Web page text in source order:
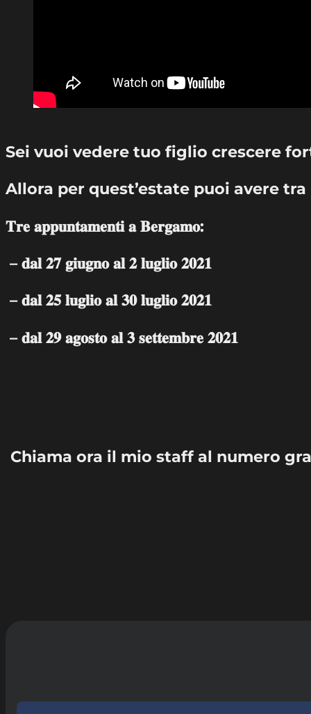
Sei vuoi vedere tuo figlio crescere
Allora per quest’estate puoi avere tra le
𝐓𝐫𝐞 𝐚𝐩𝐩𝐮𝐧𝐭𝐚𝐦𝐞𝐧𝐭𝐢 𝐚 𝐁𝐞𝐫𝐠𝐚𝐦𝐨:
– 𝐝𝐚𝐥 𝟐𝟕 𝐠𝐢𝐮𝐠𝐧𝐨 𝐚𝐥 𝟐 𝐥𝐮𝐠𝐥𝐢𝐨 𝟐𝟎𝟐𝟏
– 𝐝𝐚𝐥 𝟐𝟓 𝐥𝐮𝐠𝐥𝐢𝐨 𝐚𝐥 𝟑𝟎 𝐥𝐮𝐠𝐥𝐢𝐨 𝟐𝟎𝟐𝟏
– 𝐝𝐚𝐥 𝟐𝟗 𝐚𝐠𝐨𝐬𝐭𝐨 𝐚𝐥 𝟑 𝐬𝐞𝐭𝐭𝐞𝐦𝐛𝐫𝐞 𝟐𝟎𝟐𝟏
Chiama ora il mio staff al numero